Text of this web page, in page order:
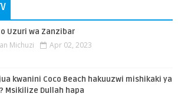
Uzuri wa Zanzibar
Michuzi Apr 02, 2023
kwanini Coco Beach hakuuzwi mishikaki ya
Msikilize Dullah hapa